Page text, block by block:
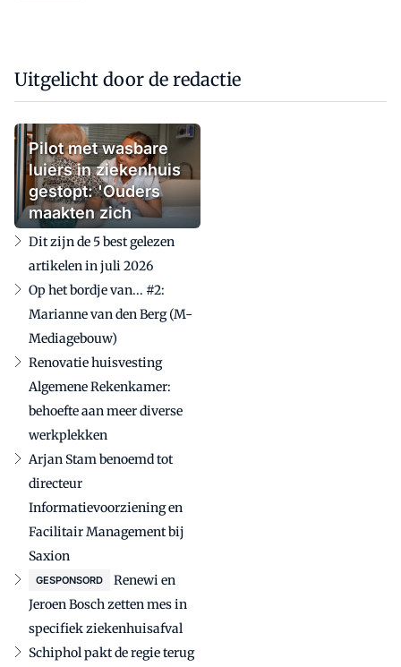
Uitgelicht door de redactie
Pilot met wasbare
luiers in ziekenhuis
gestopt: 'Ouders
maakten zich
zorgen'
Dit zijn de 5 best gelezen
artikelen in juli 2026
Op het bordje van... #2:
Marianne van den Berg (M-
Mediagebouw)
Renovatie huisvesting
Algemene Rekenkamer:
behoefte aan meer diverse
werkplekken
Arjan Stam benoemd tot
directeur
Informatievoorziening en
Facilitair Management bij
Saxion
GESPONSORD
Renewi en
Jeroen Bosch zetten mes in
specifiek ziekenhuisafval
Schiphol pakt de regie terug